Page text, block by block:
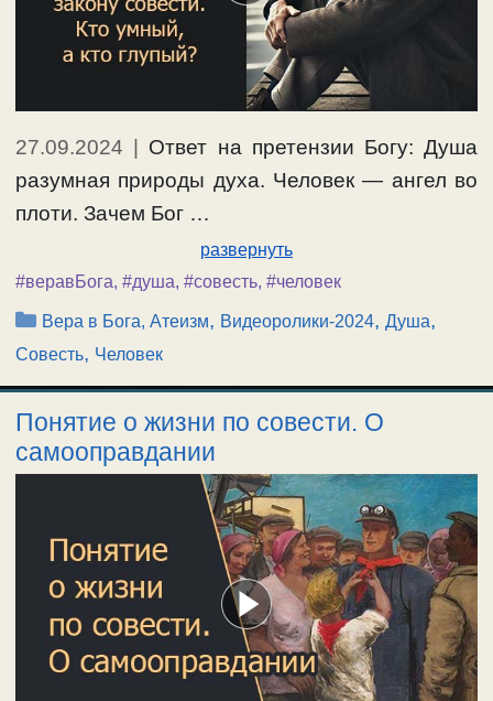
27.09.2024
Ответ на претензии Богу: Душа
разумная природы духа. Человек — ангел во
плоти. Зачем Бог …
развернуть
#веравБога, #душа, #совесть, #человек
Рубрики
Вера в Бога, Атеизм, Видеоролики-2024,Душа,
Совесть, Человек
Понятие о жизни по совести. О
самооправдании